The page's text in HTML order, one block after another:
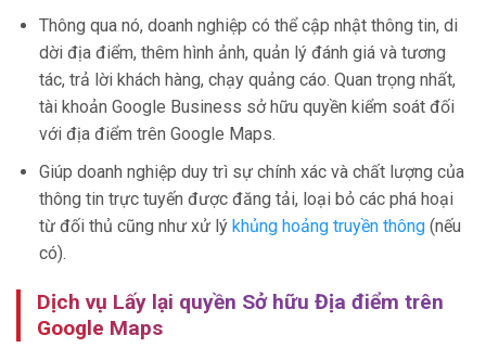
Thông qua nó, doanh nghiệp có thể cập nhật thông tin, di
dời địa điểm, thêm hình ảnh, quản lý đánh giá và tương
tác, trả lời khách hàng, chạy quảng cáo. Quan trọng nhất,
tài khoản Google Business sở hữu quyền kiểm soát đối
với địa điểm trên Google Maps.
Giúp doanh nghiệp duy trì sự chính xác và chất lượng của
thông tin trực tuyến được đăng tải, loại bỏ các phá hoại
từ đối thủ cũng như xử lý khủng hoảng truyền thông(nếu
có).
Dịch vụ Lấy lại quyền Sở hữu Địa điểm trên
Google Maps